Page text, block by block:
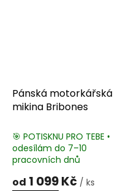
Pánská motorkářská
mikina Bribones
🎯 POTISKNU PRO TEBE •
odesílám do 7–10
pracovních dnů
od 1 099 Kč / ks